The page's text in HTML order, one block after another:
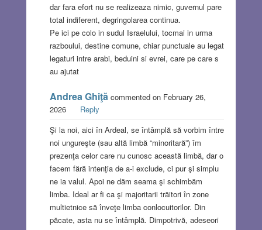
dar fara efort nu se realizeaza nimic, guvernul pare
total indiferent, degringolarea continua.
Pe ici pe colo in sudul Israelului, tocmai in urma
razboului, destine comune, chiar punctuale au legat
legaturi intre arabi, beduini si evrei, care pe care s
au ajutat
Andrea Ghiţă commented on February 26,
2026
Reply
Şi la noi, aici în Ardeal, se întâmplă să vorbim între
noi ungureşte (sau altă limbă “minoritară”) îm
prezenţa celor care nu cunosc această limbă, dar o
facem fără intenţia de a-i exclude, ci pur şi simplu
ne ia valul. Apoi ne dăm seama şi schimbăm
limba. Ideal ar fi ca şi majoritarii trăitori în zone
multietnice să înveţe limba conlocuitorilor. Din
păcate, asta nu se întâmplă. Dimpotrivă, adeseori